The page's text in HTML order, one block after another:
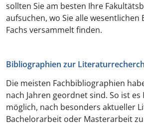
sollten Sie am besten Ihre
aufsuchen, wo Sie alle
Fachs versammelt finden.
Bibliographien zur
Die meisten Fachbibliographien
nach Jahren geordnet sind. So ist
möglich, nach besonders aktueller
Bachelorarbeit oder Masterarbeit